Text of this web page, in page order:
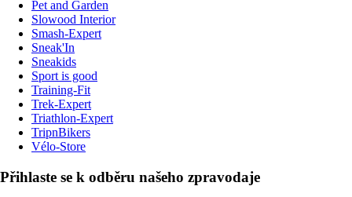
Pet and Garden
Slowood Interior
Smash-Expert
Sneak'In
Sneakids
Sport is good
Training-Fit
Trek-Expert
Triathlon-Expert
TripnBikers
Vélo-Store
Přihlaste se k odběru našeho zpravodaje